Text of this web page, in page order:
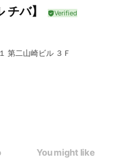
バ】
第二山崎ビル ３Ｆ
You might like